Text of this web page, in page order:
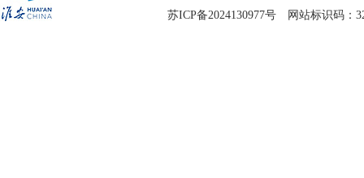
苏ICP备2024130977号 网站标识码：